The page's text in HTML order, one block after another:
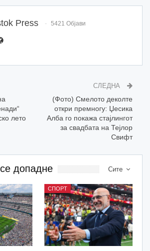
Press 5421 Објави
лето
СЛЕДНА
(Фото) Смелото деколте
откри премногу: Џесика
Алба го покажа стајлингот
за свадбата на Тејлор
Свифт
Сите
допадне
СПОРТ